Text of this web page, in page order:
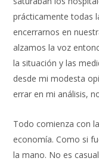
prácticamente todas
encerrarnos en
alzamos la voz
la situación y las
desde mi modesta
errar en mi análisis,
Todo comienza con
economía. Como si
la mano. No es